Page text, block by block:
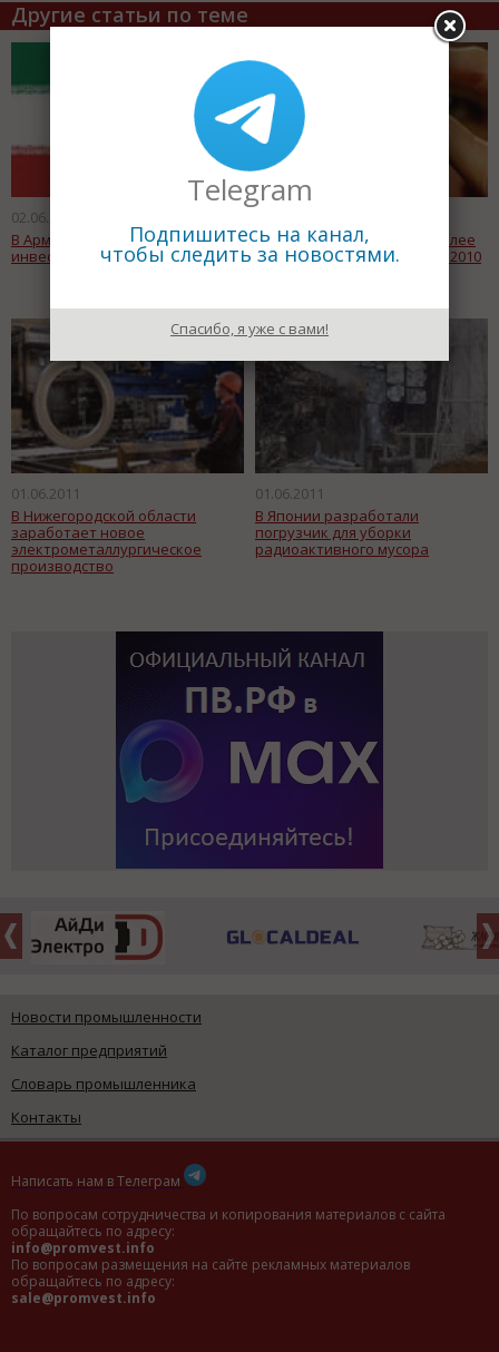
Другие статьи по теме
02.06.2011
В Армению придут иранские
инвесторы
"Севералмаз" произвел более
500 тысяч карат алмазов в 2010
01.06.2011
В Нижегородской области
заработает новое
электрометаллургическое
производство
01.06.2011
В Японии разработали
погрузчик для уборки
радиоактивного мусора
Новости промышленности
Каталог предприятий
Словарь промышленника
Контакты
Написать нам в Телеграм
По вопросам сотрудничества и копирования материалов с сайта
обращайтесь по адресу:
info@promvest.info
По вопросам размещения на сайте рекламных материалов
обращайтесь по адресу:
sale@promvest.info
Telegram
Подпишитесь на канал,
чтобы следить за новостями.
Спасибо, я уже с вами!